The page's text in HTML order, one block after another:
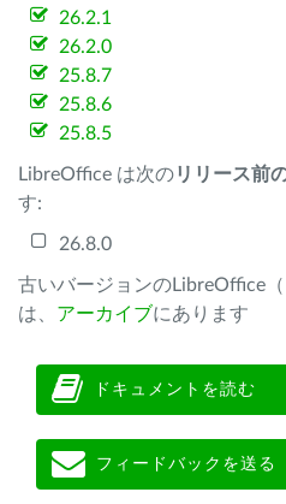
26.2.1
26.2.0
25.8.7
25.8.6
25.8.5
LibreOffice は次のリリース前
す:
26.8.0
古いバージョンのLibreOffice
は、 アーカイブにあります
ドキュメントを読む
フィードバックを送る